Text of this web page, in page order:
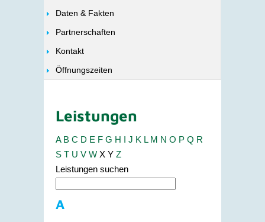
Daten & Fakten
Partnerschaften
Kontakt
Öffnungszeiten
Leistungen
A B C D E F G H I J K L M N O P Q R
S T U V W X Y Z
Leistungen suchen
A